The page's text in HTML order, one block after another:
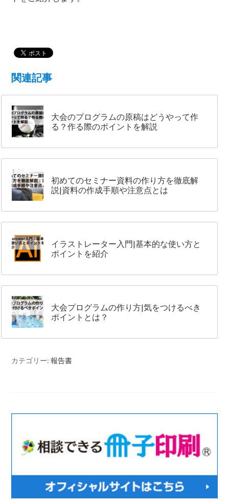
関連記事
大会のプログラムの原稿はどうやって作
る？作る際のポイントを解説
初めてのセミナー資料の作り方を徹底解
説|資料の作成手順や注意点とは
イラストレーター入門|基本的な使い方と
ポイントを紹介
大会プログラムの作り方|気をつけるべき
ポイントとは？
カテゴリー:報告書